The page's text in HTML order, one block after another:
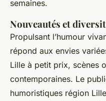
semaines.
Nouveautés et
Propulsant l’humour
répond aux envies
Lille à petit prix, scènes
contemporaines. Le
humoristiques région